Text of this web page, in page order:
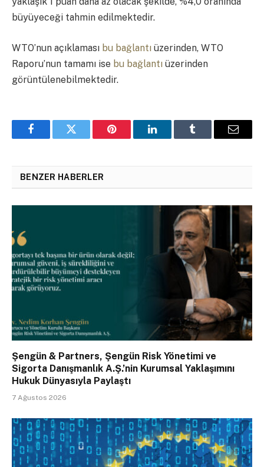
büyüyeceği tahmin edilmektedir.
WTO’nun açıklaması bu bağlantı üzerinden, WTO
Raporu’nun tamamı ise bu bağlantı üzerinden
görüntülenebilmektedir.
FacebookTwitter Pinterest LinkedInTumblr Email
BENZER HABERLER
Şengün & Partners, Şengün Risk Yönetimi ve
Sigorta Danışmanlık A.Ş.’nin Kurumsal Yaklaşımını
Hukuk Dünyasıyla Paylaştı
7 Ağustos 2026